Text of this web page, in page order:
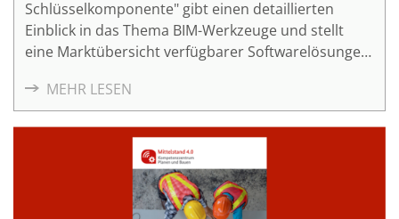
Schlüsselkomponente" gibt einen detaillierten
Einblick in das Thema BIM-Werkzeuge und stellt
eine Marktübersicht verfügbarer Softwarelösungen
MEHR LESEN